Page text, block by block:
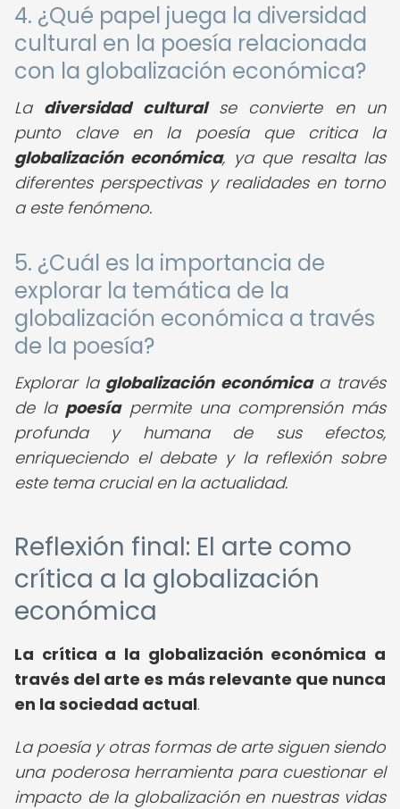
4. ¿Qué papel juega la diversidad
cultural en la poesía relacionada
con la globalización económica?
La diversidad culturalse convierte en un
punto clave en la poesía que critica la
globalización económica, ya que resalta las
diferentes perspectivas y realidades en torno
a este fenómeno.
5. ¿Cuál es la importancia de
explorar la temática de la
globalización económica a través
de la poesía?
Explorar la globalización económicaa través
de la poesíapermite una comprensión más
profunda y humana de sus efectos,
enriqueciendo el debate y la reflexión sobre
este tema crucial en la actualidad.
Reflexión final: El arte como
crítica a la globalización
económica
La crítica a la globalización económica a
través del arte es más relevante que nunca
en la sociedad actual.
La poesía y otras formas de arte siguen siendo
una poderosa herramienta para cuestionar el
impacto de la globalización en nuestras vidas